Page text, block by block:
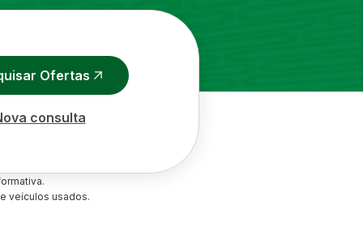
Ofertas
consulta
veículos usados.